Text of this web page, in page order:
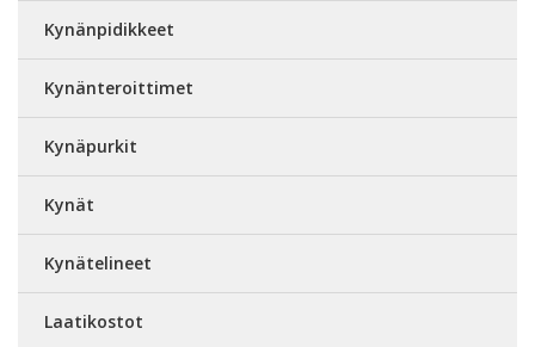
Kynänpidikkeet
Kynänteroittimet
Kynäpurkit
Kynät
Kynätelineet
Laatikostot